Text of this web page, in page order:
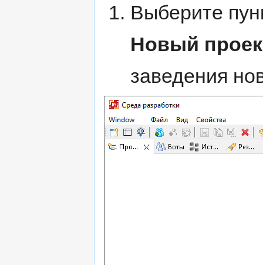
Выберите
Новый
заведения